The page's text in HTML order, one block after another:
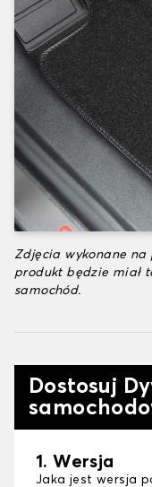
Zdjęcia wykonane na
produkt będzie miał
samochód.
Dostosuj
1. Wersja
Jaka jest wersja